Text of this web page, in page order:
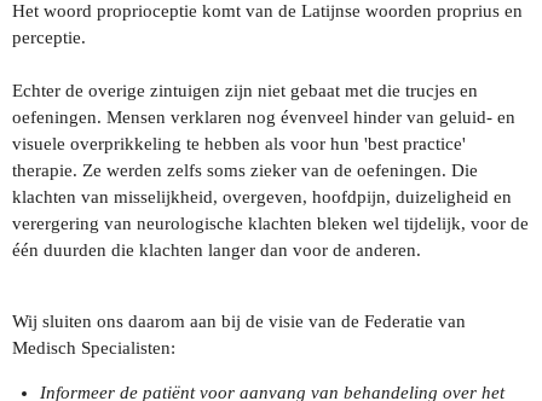
Het woord proprioceptie komt van de Latijnse woorden proprius en
perceptie.
Echter de overige zintuigen zijn niet gebaat met die trucjes en
oefeningen. Mensen verklaren nog évenveel hinder van geluid- en
visuele overprikkeling te hebben als voor hun 'best practice'
therapie. Ze werden zelfs soms zieker van de oefeningen. Die
klachten van misselijkheid, overgeven, hoofdpijn, duizeligheid en
verergering van neurologische klachten bleken wel tijdelijk, voor de
één duurden die klachten langer dan voor de anderen.
Wij sluiten ons daarom aan bij de visie van de Federatie van
Medisch Specialisten:
Informeer de patiënt voor aanvang van behandeling over het